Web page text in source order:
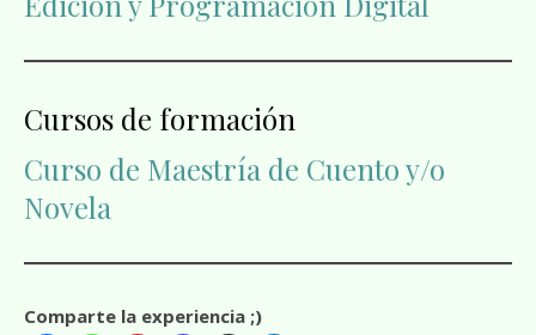
Cursos de formación
Curso de Maestría de Cuento y/o
Novela
Comparte la experiencia ;)